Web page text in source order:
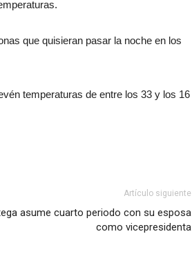
que quisieran pasar la noche en los
temperaturas de entre los 33 y los 16
Artículo siguiente
asume cuarto periodo con su esposa
como vicepresidenta